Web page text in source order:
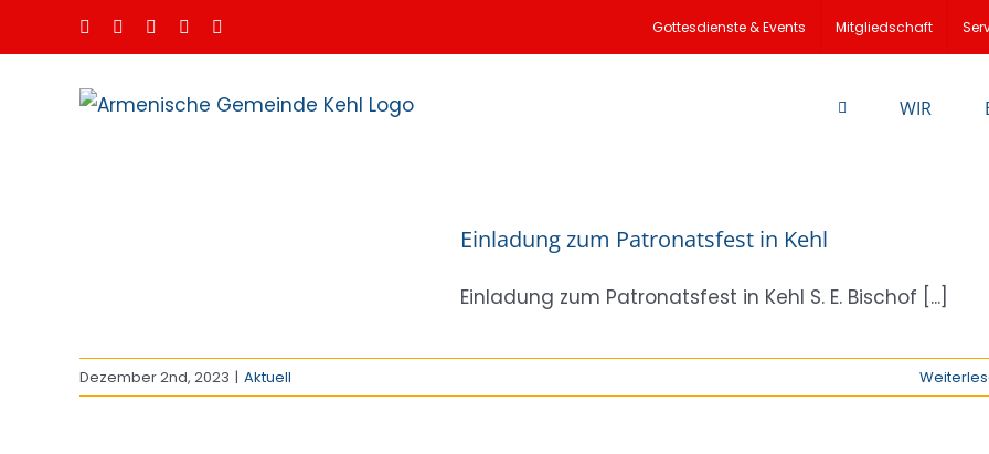
Inhalt
springen
FacebookInstagram
SpotifyYouTube Gottesdienste & Events Mitgliedschaft
WIR
Einladung zum Patronatsfest in Kehl
Einladung zum Patronatsfest in Kehl S. E. Bischof [...]
Dezember 2nd, 2023 | Aktuell